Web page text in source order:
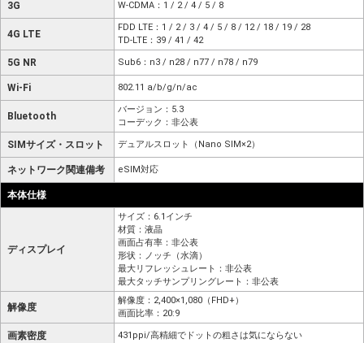
3G W-CDMA：1 / 2 / 4 / 5 / 8
4G LTE
FDD LTE：1 / 2 / 3 / 4 / 5 / 8 / 12 / 18 / 19 / 28
TD-LTE：39 / 41 / 42
5G NR Sub6：n3 / n28 / n77 / n78 / n79
Wi-Fi 802.11 a/b/g/n/ac
Bluetooth
バージョン：5.3
コーデック：非公表
SIMサイズ・スロット デュアルスロット（Nano SIM×2）
ネットワーク関連備考 eSIM対応
本体仕様
ディスプレイ
サイズ：6.1インチ
材質：液晶
画面占有率：非公表
形状：ノッチ（水滴）
最大リフレッシュレート：非公表
最大タッチサンプリングレート：非公表
解像度
解像度：2,400×1,080（FHD+）
画面比率：20:9
画素密度 431ppi/高精細でドットの粗さは気にならない